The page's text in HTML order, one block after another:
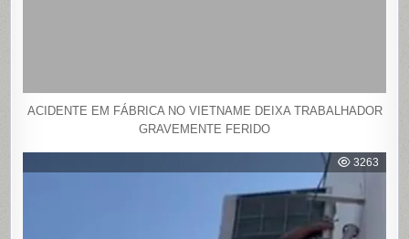
ACIDENTE EM FÁBRICA NO VIETNAME DEIXA TRABALHADOR
GRAVEMENTE FERIDO
3263